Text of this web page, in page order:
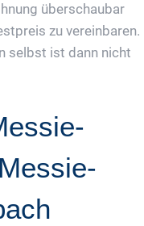
überschaubar
zu vereinbaren.
selbst ist dann nicht